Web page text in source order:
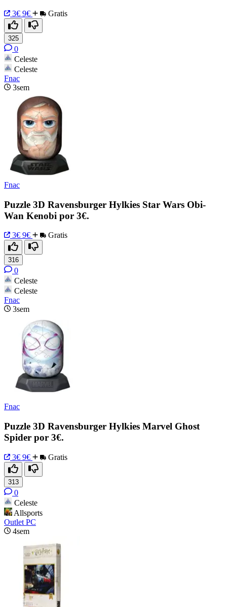
3€ 9€ Gratis
325
0
Celeste
Celeste
Fnac
3sem
Fnac
Puzzle 3D Ravensburger Hylkies Star Wars Obi-
Wan Kenobi por 3€.
3€ 9€ Gratis
316
0
Celeste
Celeste
Fnac
3sem
Fnac
Puzzle 3D Ravensburger Hylkies Marvel Ghost
Spider por 3€.
3€ 9€ Gratis
313
0
Celeste
Allsports
Outlet PC
4sem